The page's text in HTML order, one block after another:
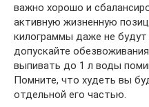
важно хорошо и
активную жизненную
килограммы даже не будут
допускайте
выпивать до 1 л воды
Помните, что худеть вы
отдельной его частью.